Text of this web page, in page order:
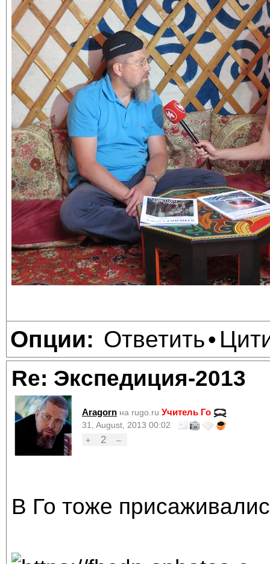
Опции: Ответить•
Re: Экспедиция-2013
Aragorn на rugo.ru Учитель Го
31, August, 2013 00:02
+
2 –
В Го тоже